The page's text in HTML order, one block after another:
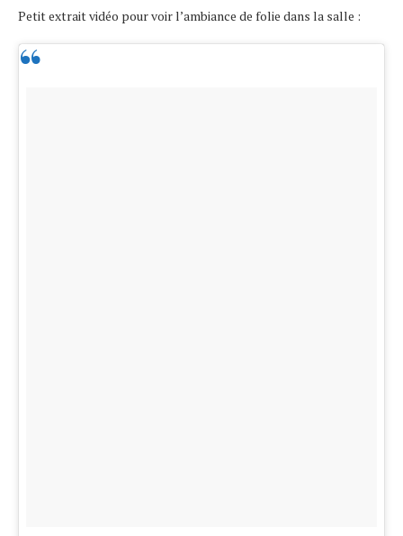
Petit extrait vidéo pour voir l’ambiance de folie dans la salle :